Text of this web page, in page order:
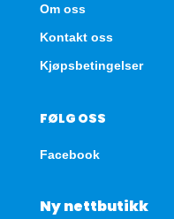
Om oss
Kontakt oss
Kjøpsbetingelser
FØLG OSS
Facebook
Ny nettbutikk